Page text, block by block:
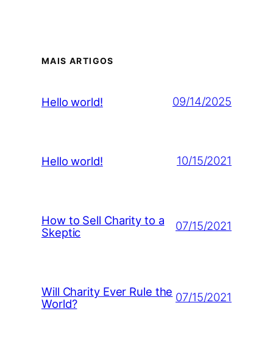
MAIS ARTIGOS
Hello world! 09/14/2025
Hello world! 10/15/2021
How to Sell Charity to a
Skeptic
07/15/2021
Will Charity Ever Rule the
World?
07/15/2021